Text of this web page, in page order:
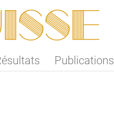
Publications